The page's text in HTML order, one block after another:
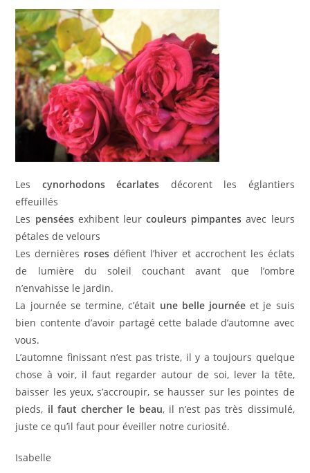
Les cynorhodons écarlates décorent les églantiers
effeuillés
Les penséesexhibent leurcouleurs pimpantes avec leurs
pétales de velours
Les dernières roses défient l’hiver et accrochent les éclats
de lumière du soleil couchant avant que l’ombre
n’envahisse le jardin.
La journée se termine, c’était une belle journéeet je suis
bien contente d’avoir partagé cette balade d’automne avec
vous.
L’automne finissant n’est pas triste, il y a toujours quelque
chose à voir, il faut regarder autour de soi, lever la tête,
baisser les yeux, s’accroupir, se hausser sur les pointes de
pieds, il faut chercher le beau, il n’est pas très dissimulé,
juste ce qu’il faut pour éveiller notre curiosité.
Isabelle